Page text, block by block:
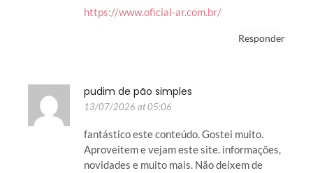
https://www.oficial-ar.com.br/
Responder
pudim de pão simples
13/07/2026 at 05:06
fantástico este conteúdo. Gostei muito.
Aproveitem e vejam este site. informações,
novidades e muito mais. Não deixem de